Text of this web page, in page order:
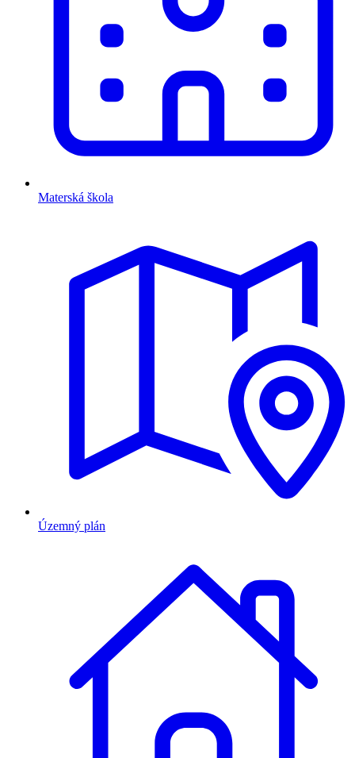
Materská škola
Územný plán